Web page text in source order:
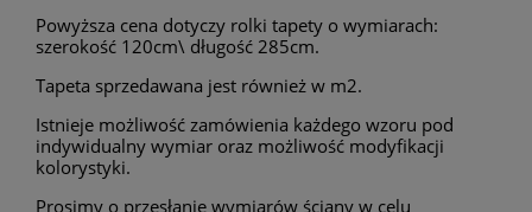
Powyższa cena dotyczy rolki tapety o wymiarach:
szerokość 120cm\ długość 285cm.
Tapeta sprzedawana jest również w m2.
Istnieje możliwość zamówienia każdego wzoru pod
indywidualny wymiar oraz możliwość modyfikacji
kolorystyki.
Prosimy o przesłanie wymiarów ściany w celu